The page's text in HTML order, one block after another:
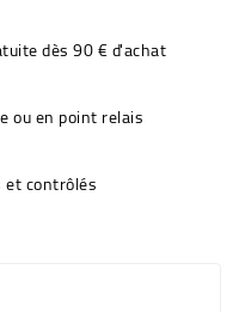
dès 90 € d'achat
ou en point relais
contrôlés